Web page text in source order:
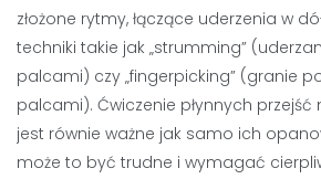
złożone rytmy, łączące uderzenia w
techniki takie jak „strumming”
palcami) czy „fingerpicking” (granie
palcami). Ćwiczenie płynnych
jest równie ważne jak samo ich
może to być trudne i wymagać